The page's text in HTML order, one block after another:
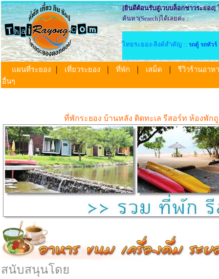
[ยินดีต้อนรับสู่เวบบล็อกชาวระยอง]
ค้นหา(Search)ได้เลยค่ะ :
ไทยระยอง-ลิงค์สำคัญ :: รถตู้ รถทัว
แผนที่ระยอง | เที่ยวระยอง | ที่พัก | เสม็ด |
รีวิวร้านอาห
อื่นๆ
ที่พักระยอง บ้านหลัง ติดทะเล รีสอร์ท ห้องพัก
สนับสนุนโดย